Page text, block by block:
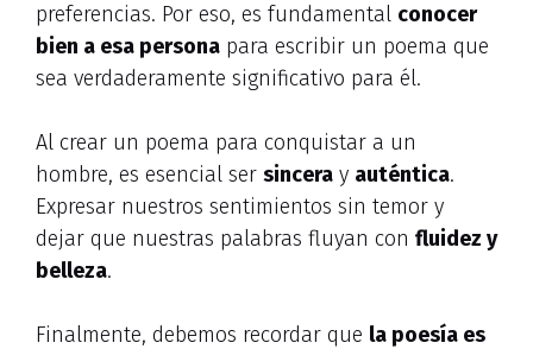
preferencias. Por eso, es fundamental conocer
bien a esa persona para escribir un poema que
sea verdaderamente significativo para él.
Al crear un poema para conquistar a un
hombre, es esencial ser sincera y auténtica.
Expresar nuestros sentimientos sin temor y
dejar que nuestras palabras fluyan con fluidez y
belleza.
Finalmente, debemos recordar que la poesía es